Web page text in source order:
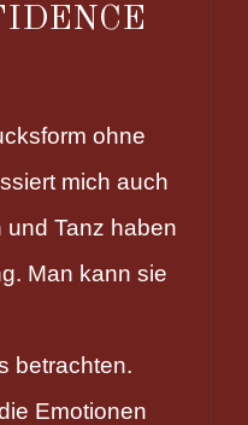
ohne
mich auch
und Tanz haben
Man kann sie
betrachten.
Emotionen